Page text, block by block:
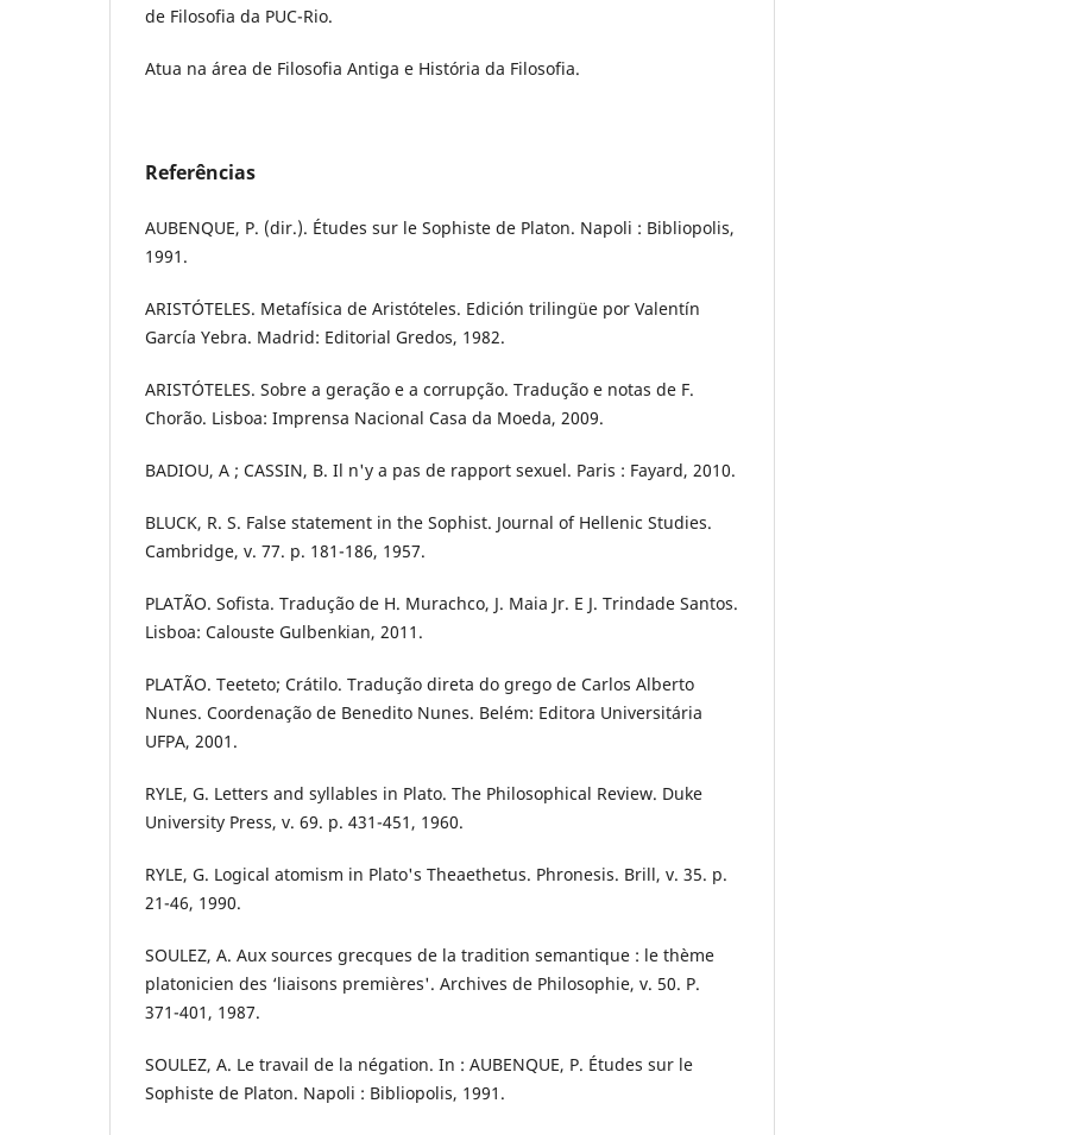
de Filosofia da PUC-Rio.
Atua na área de Filosofia Antiga e História da Filosofia.
Referências
AUBENQUE, P. (dir.). Études sur le Sophiste de Platon. Napoli : Bibliopolis,
1991.
ARISTÓTELES. Metafísica de Aristóteles. Edición trilingüe por Valentín
García Yebra. Madrid: Editorial Gredos, 1982.
ARISTÓTELES. Sobre a geração e a corrupção. Tradução e notas de F.
Chorão. Lisboa: Imprensa Nacional Casa da Moeda, 2009.
BADIOU, A ; CASSIN, B. Il n'y a pas de rapport sexuel. Paris : Fayard, 2010.
BLUCK, R. S. False statement in the Sophist. Journal of Hellenic Studies.
Cambridge, v. 77. p. 181-186, 1957.
PLATÃO. Sofista. Tradução de H. Murachco, J. Maia Jr. E J. Trindade Santos.
Lisboa: Calouste Gulbenkian, 2011.
PLATÃO. Teeteto; Crátilo. Tradução direta do grego de Carlos Alberto
Nunes. Coordenação de Benedito Nunes. Belém: Editora Universitária
UFPA, 2001.
RYLE, G. Letters and syllables in Plato. The Philosophical Review. Duke
University Press, v. 69. p. 431-451, 1960.
RYLE, G. Logical atomism in Plato's Theaethetus. Phronesis. Brill, v. 35. p.
21-46, 1990.
SOULEZ, A. Aux sources grecques de la tradition semantique : le thème
platonicien des ‘liaisons premières'. Archives de Philosophie, v. 50. P.
371-401, 1987.
SOULEZ, A. Le travail de la négation. In : AUBENQUE, P. Études sur le
Sophiste de Platon. Napoli : Bibliopolis, 1991.